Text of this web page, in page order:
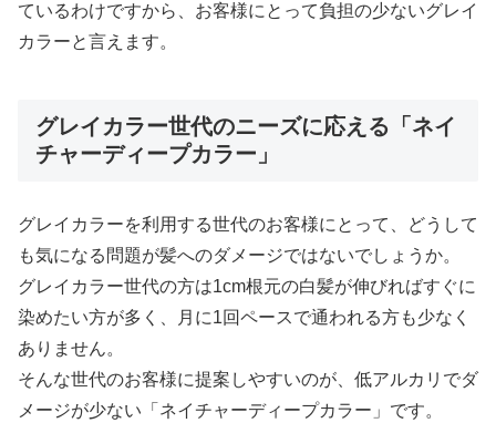
ているわけですから、お客様にとって負担の少ないグレイ
カラーと言えます。
グレイカラー世代のニーズに応える「ネイ
チャーディープカラー」
グレイカラーを利用する世代のお客様にとって、どうして
も気になる問題が髪へのダメージではないでしょうか。
グレイカラー世代の方は1cm根元の白髪が伸びればすぐに
染めたい方が多く、月に1回ペースで通われる方も少なく
ありません。
そんな世代のお客様に提案しやすいのが、低アルカリでダ
メージが少ない「ネイチャーディープカラー」です。